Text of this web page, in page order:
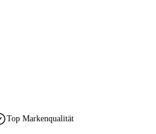
Top Markenqualität